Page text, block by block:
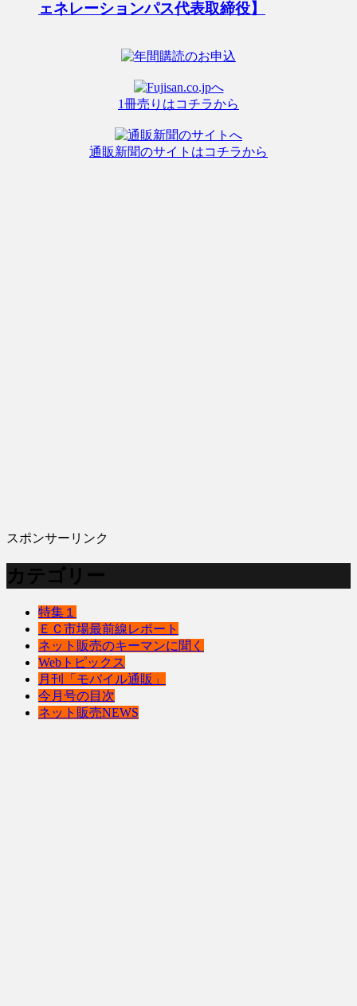
ェネレーションパス代表取締役】
1冊売りはコチラから
通販新聞のサイトはコチラから
スポンサーリンク
カテゴリー
特集１
ＥＣ市場最前線レポート
ネット販売のキーマンに聞く
Webトピックス
月刊「モバイル通販」
今月号の目次
ネット販売NEWS